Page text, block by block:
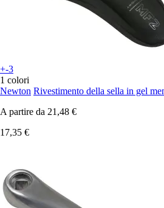
+-3
1 colori
Newton Rivestimento della sella in gel
A partire da 21,48 €
17,35 €